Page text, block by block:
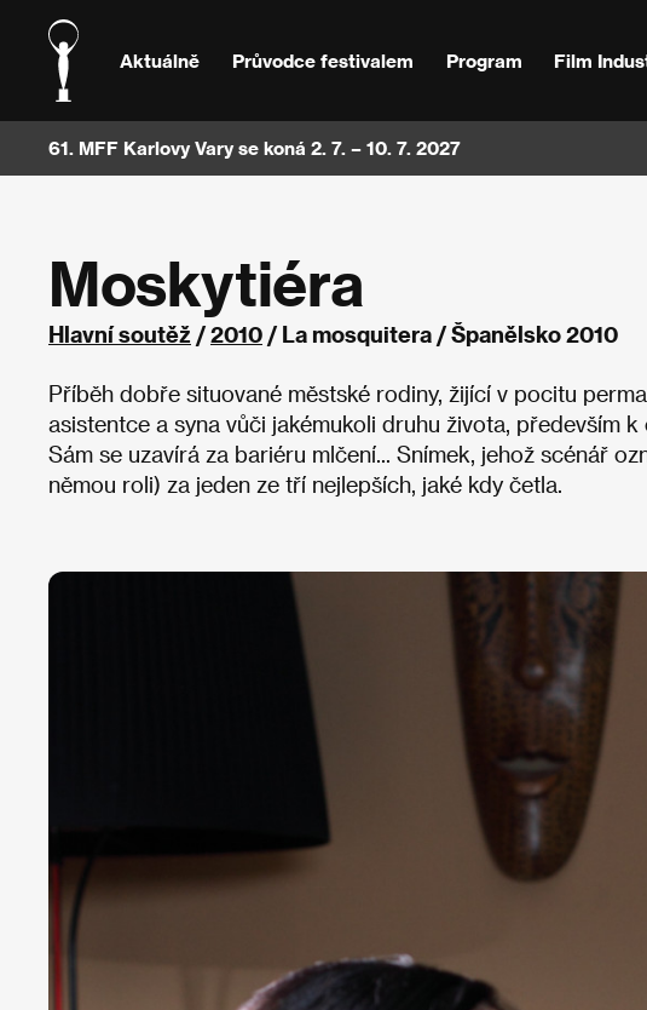
Aktuálně Průvodce festivalem Program Film
61. MFF Karlovy Vary se koná 2. 7. – 10. 7. 2027
Moskytiéra
Hlavní soutěž /2010 / La mosquitera / Španělsko 2010
Příběh dobře situované městské rodiny, žijící v pocitu
asistentce a syna vůči jakémukoli druhu života, především
Sám se uzavírá za bariéru mlčení... Snímek, jehož scénář
němou roli) za jeden ze tří nejlepších, jaké kdy četla.